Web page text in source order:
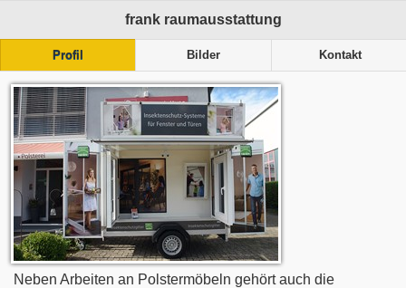
frank raumausstattung
Profil Bilder Kontakt
Neben Arbeiten an Polstermöbeln gehört auch die